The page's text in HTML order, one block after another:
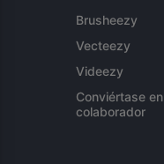
Brusheezy
Vecteezy
Videezy
Conviértase en
colaborador